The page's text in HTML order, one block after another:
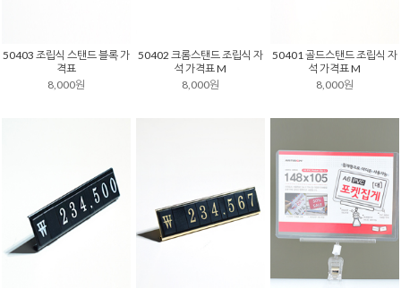
50403 조립식 스탠드 블록 가
격표
8,000원
50402 크롬스탠드 조립식 자
석 가격표 M
8,000원
50401 골드스탠드 조립식 자
석 가격표 M
8,000원